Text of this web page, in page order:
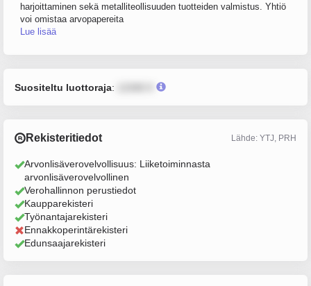
harjoittaminen sekä metalliteollisuuden tuotteiden valmistus. Yhtiö
voi omistaa arvopapereita
Lue lisää
Suositeltu luottoraja:
Rekisteritiedot Lähde: YTJ, PRH
Arvonlisäverovelvollisuus: Liiketoiminnasta
arvonlisäverovelvollinen
Verohallinnon perustiedot
Kaupparekisteri
Työnantajarekisteri
Ennakkoperintärekisteri
Edunsaajarekisteri